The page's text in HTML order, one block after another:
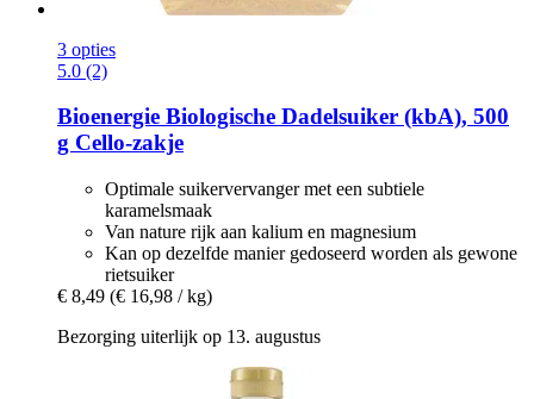
3 opties
5.0 (2)
Bioenergie Biologische Dadelsuiker (kbA), 500
g Cello-​zakje
Optimale suikervervanger met een subtiele
karamelsmaak
Van nature rijk aan kalium en magnesium
Kan op dezelfde manier gedoseerd worden als gewone
rietsuiker
€ 8,49 (€ 16,98 / kg)
Bezorging uiterlijk op 13. augustus